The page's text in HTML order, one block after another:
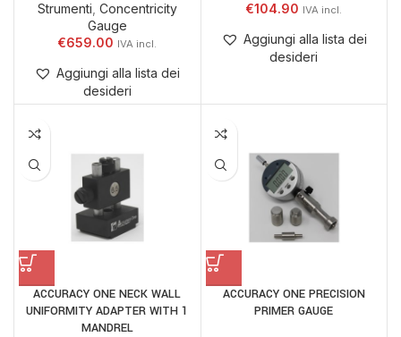
Strumenti Concentricity
Gauge
€659.00
Aggiungi alla lista dei
desideri
€104.90
Aggiungi alla lista dei
desideri
ACCURACY ONE NECK WALL
UNIFORMITY ADAPTER WITH 1
MANDREL
ACCURACY ONE PRECISION
PRIMER GAUGE